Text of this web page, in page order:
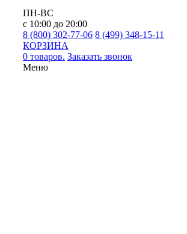
ПН-ВС
с 10:00 до 20:00
8 (800) 302-77-06 8 (499) 348-15-11
КОРЗИНА
0 товаров. Заказать звонок
Меню